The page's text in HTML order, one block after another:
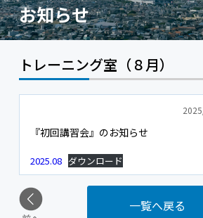
お知らせ
トレーニング室（８月）
『初回講習会』のお知らせ
2025.08 ダウンロード
一覧へ戻る